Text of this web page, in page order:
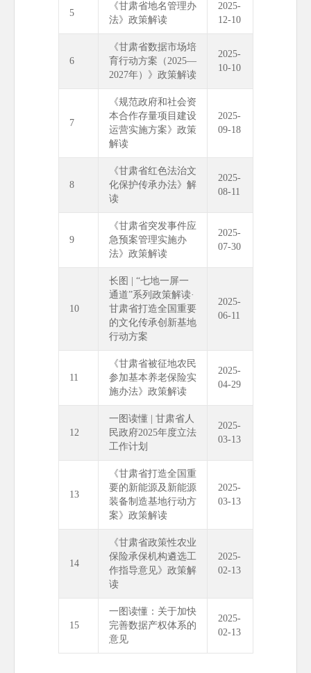
5
《甘肃省地名管理办
法》政策解读
2025-
12-10
6
《甘肃省数据市场培
育行动方案（2025—
2027年）》政策解读
2025-
10-10
7
《规范政府和社会资
本合作存量项目建设
运营实施方案》政策
解读
2025-
09-18
8
《甘肃省红色法治文
化保护传承办法》解
读
2025-
08-11
9
《甘肃省突发事件应
急预案管理实施办
法》政策解读
2025-
07-30
10
长图 | “七地一屏一
通道”系列政策解读·
甘肃省打造全国重要
的文化传承创新基地
行动方案
2025-
06-11
11
《甘肃省被征地农民
参加基本养老保险实
施办法》政策解读
2025-
04-29
12
一图读懂 | 甘肃省人
民政府2025年度立法
工作计划
2025-
03-13
13
《甘肃省打造全国重
要的新能源及新能源
装备制造基地行动方
案》政策解读
2025-
03-13
14
《甘肃省政策性农业
保险承保机构遴选工
作指导意见》政策解
读
2025-
02-13
15
一图读懂：关于加快
完善数据产权体系的
意见
2025-
02-13